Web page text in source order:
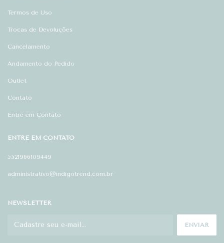
Termos de Uso
Trocas de Devoluções
Cancelamento
Andamento do Pedido
Outlet
Contato
Entre em Contato
ENTRE EM CONTATO
5521966109449
administrativo@indigotrend.com.br
NEWSLETTER